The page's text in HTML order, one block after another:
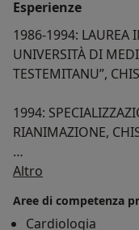
Esperienze
1986-1994: LAUREA
UNIVERSITÀ DI
TESTEMITANU”,
1994: SPECIALIZZAZIONE IN
RIANIMAZIONE,
1997:
Altro
Aree di competenza
Cardiologia